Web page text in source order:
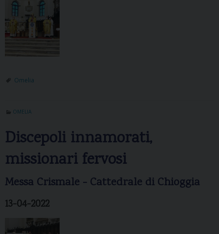
Omelia
OMELIA
Discepoli innamorati,
missionari fervosi
Messa Crismale - Cattedrale di Chioggia
13-04-2022